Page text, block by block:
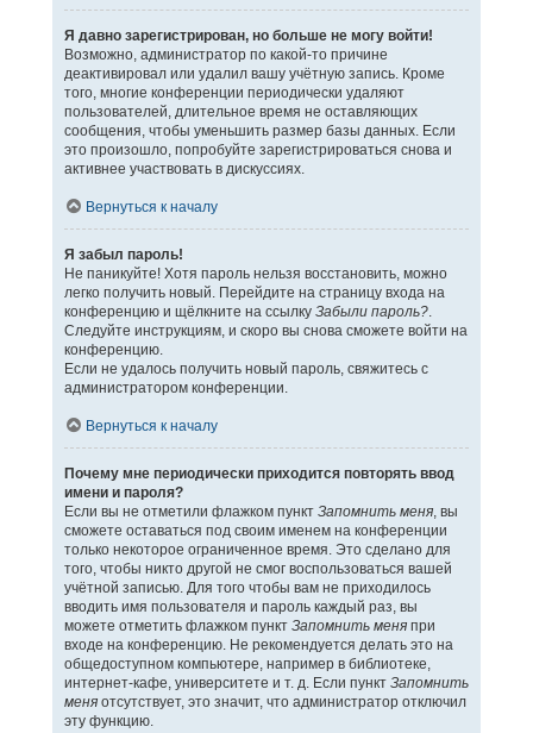
Я давно зарегистрирован, но больше не могу войти!
Возможно, администратор по какой-то причине
деактивировал или удалил вашу учётную запись. Кроме
того, многие конференции периодически удаляют
пользователей, длительное время не оставляющих
сообщения, чтобы уменьшить размер базы данных. Если
это произошло, попробуйте зарегистрироваться снова и
активнее участвовать в дискуссиях.
Вернуться к началу
Я забыл пароль!
Не паникуйте! Хотя пароль нельзя восстановить, можно
легко получить новый. Перейдите на страницу входа на
конференцию и щёлкните на ссылку Забыли пароль?.
Следуйте инструкциям, и скоро вы снова сможете войти на
конференцию.
Если не удалось получить новый пароль, свяжитесь с
администратором конференции.
Вернуться к началу
Почему мне периодически приходится повторять ввод
имени и пароля?
Если вы не отметили флажком пункт Запомнить меня, вы
сможете оставаться под своим именем на конференции
только некоторое ограниченное время. Это сделано для
того, чтобы никто другой не смог воспользоваться вашей
учётной записью. Для того чтобы вам не приходилось
вводить имя пользователя и пароль каждый раз, вы
можете отметить флажком пункт Запомнить меняпри
входе на конференцию. Не рекомендуется делать это на
общедоступном компьютере, например в библиотеке,
интернет-кафе, университете и т. д. Если пункт Запомнить
меняотсутствует, это значит, что администратор отключил
эту функцию.